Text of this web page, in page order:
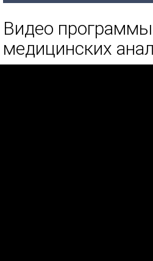
Видео
медицинских